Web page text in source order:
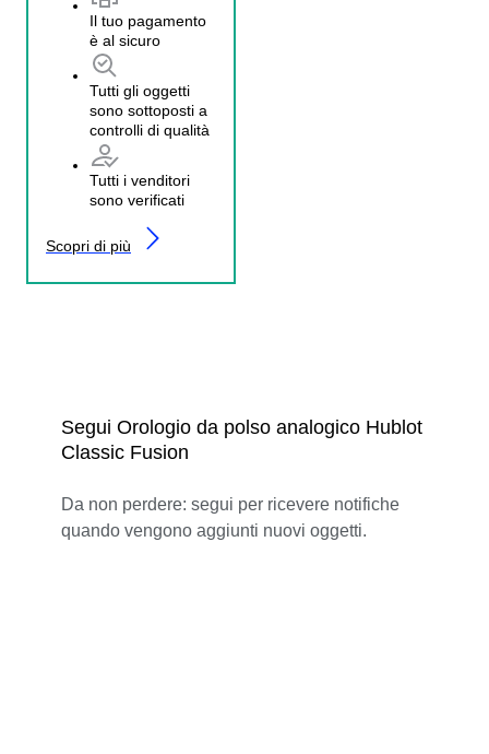
Il tuo pagamento
è al sicuro
Tutti gli oggetti
sono sottoposti a
controlli di qualità
Tutti i venditori
sono verificati
Scopri di più
Segui Orologio da polso analogico Hublot
Classic Fusion
Da non perdere: segui per ricevere notifiche
quando vengono aggiunti nuovi oggetti.